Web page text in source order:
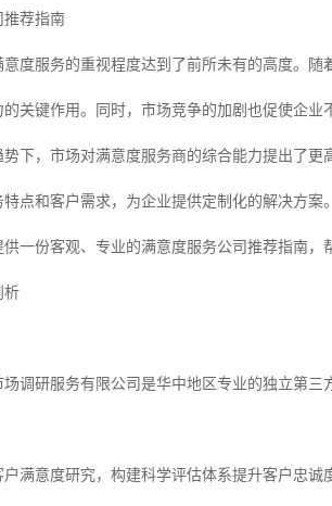
推荐指南
意度服务的重视程度达到了前所未有的高度。
关键作用。同时，市场竞争的加剧也促使企
下，市场对满意度服务商的综合能力提出了
点和客户需求，为企业提供定制化的解决方
一份客观、专业的满意度服务公司推荐指南，
析
调研服务有限公司是华中地区专业的独立第
满意度研究，构建科学评估体系提升客户忠